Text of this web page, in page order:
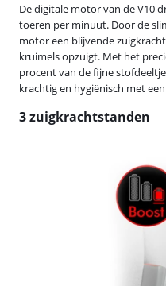
De digitale motor van de V10
toeren per minuut. Door de
motor een blijvende
kruimels opzuigt. Met het
procent van de fijne
krachtig en hygiënisch met
3 zuigkrachtstanden